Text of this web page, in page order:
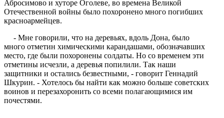
Абросимово и хуторе Оголеве, во времена Великой
Отечественной войны было похоронено много погибших
красноармейцев.
- Мне говорили, что на деревьях, вдоль Дона, было
много отметин химическими карандашами, обозначавших
место, где были похоронены солдаты. Но со временем эти
отметины исчезли, а деревья попилили. Так наши
защитники и остались безвестными, - говорит Геннадий
Шкурин. - Хотелось бы найти как можно больше советских
воинов и перезахоронить со всеми полагающимися им
почестями.